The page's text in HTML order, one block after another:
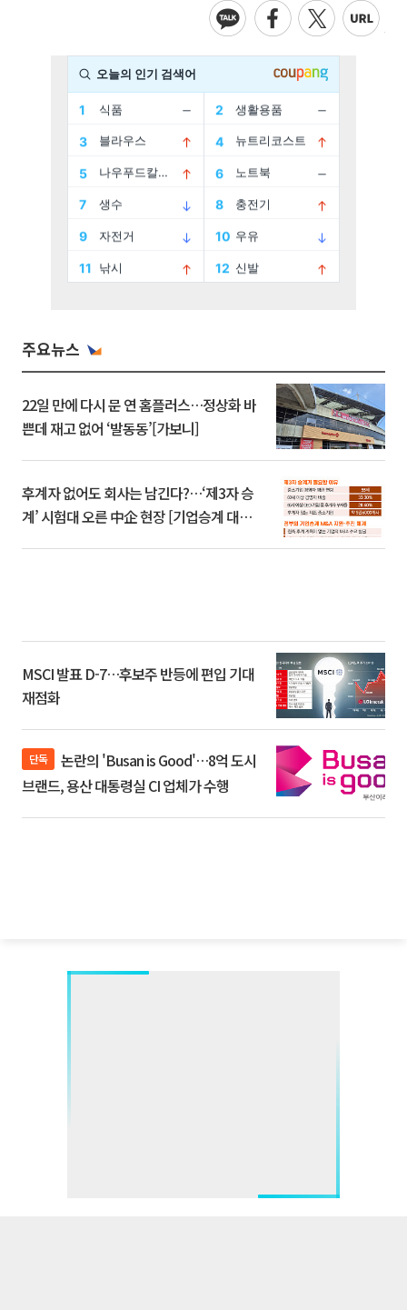
주요뉴스
22일 만에 다시 문 연 홈플러스…정상화 바
쁜데 재고 없어 ‘발동동’[가보니]
후계자 없어도 회사는 남긴다?…‘제3자 승
계’ 시험대 오른 中企 현장 [기업승계 대전
MSCI 발표 D-7…후보주 반등에 편입 기대
재점화
단독
브랜드, 용산 대통령실 CI 업체가 수행